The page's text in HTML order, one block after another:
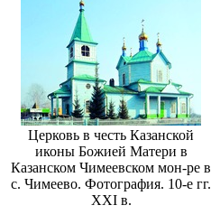
Церковь в честь Казанской
иконы Божией Матери в
Казанском Чимеевском мон-ре в
с. Чимеево. Фотография. 10-е гг.
XXI в.